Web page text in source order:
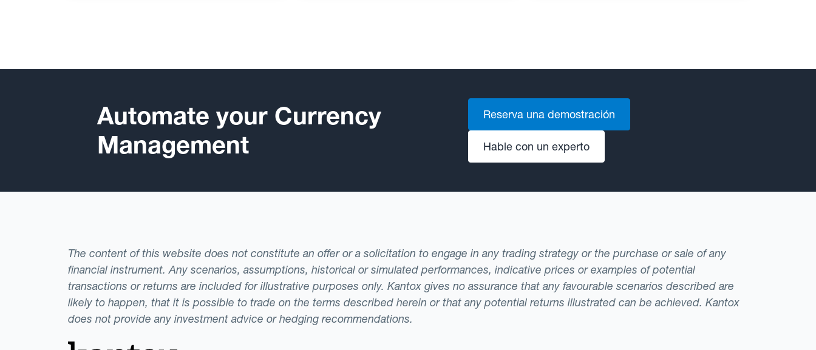
Automate your Currency
Management
Reserva una demostración
Hable con un experto
The content of this website does not constitute an offer or a solicitation to engage in any trading strategy or the purchase or sale of any
financial instrument. Any scenarios, assumptions, historical or simulated performances, indicative prices or examples of potential
transactions or returns are included for illustrative purposes only. Kantox gives no assurance that any favourable scenarios described are
likely to happen, that it is possible to trade on the terms described herein or that any potential returns illustrated can be achieved. Kantox
does not provide any investment advice or hedging recommendations.